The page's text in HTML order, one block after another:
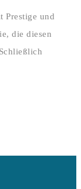
Prestige und
die diesen